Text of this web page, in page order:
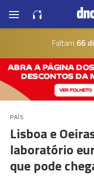
Faltam 66
PAÍS
Lisboa e
laboratório
que pode